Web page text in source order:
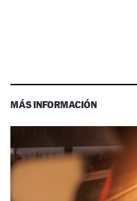
MÁS INFORMACIÓN